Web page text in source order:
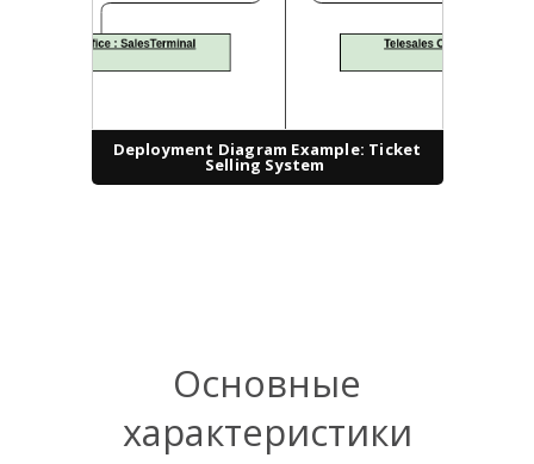
Deployment Diagram Example: Ticket
Selling System
Основные
характеристики